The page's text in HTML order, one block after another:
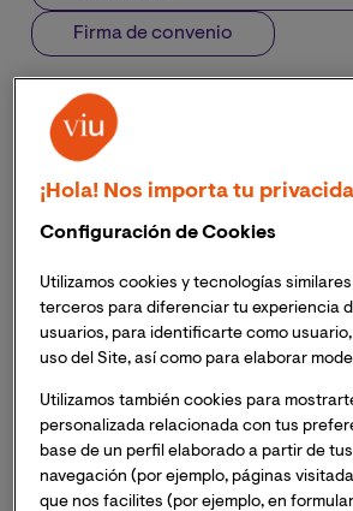
Firma de convenio
El acuerdo con el Colegio Oficial de
Telecomunicación de la Comunidad
favorecerá a los estudiantes de la
El convenio acerca la experiencia de
los estudiantes de la Escuela, a través
actividades docentes y divulgativas.
La Universidad Internacional de
Comunidad Valenciana (COITCV),
convenio de colaboración que
una estrecha cooperación, con el
formación en digitalización de los
¡Hola! Nos importa tu
Configuración de Cookies
Utilizamos cookies y tecnologías
terceros para diferenciar tu experiencia
usuarios, para identificarte como
uso del Site, así como para elaborar
Utilizamos también cookies para
personalizada relacionada con tus
base de un perfil elaborado a partir de
navegación (por ejemplo, páginas
que nos facilites (por ejemplo, en